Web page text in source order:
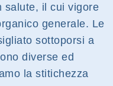
salute, il cui vigore
generale. Le
sottoporsi a
diverse ed
la stitichezza